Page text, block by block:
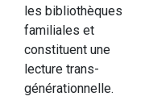
les bibliothèques
familiales et
constituent une
lecture trans-
générationnelle.